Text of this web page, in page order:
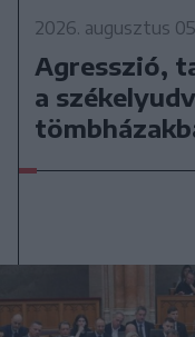
2026. augusztus
Agresszió,
a